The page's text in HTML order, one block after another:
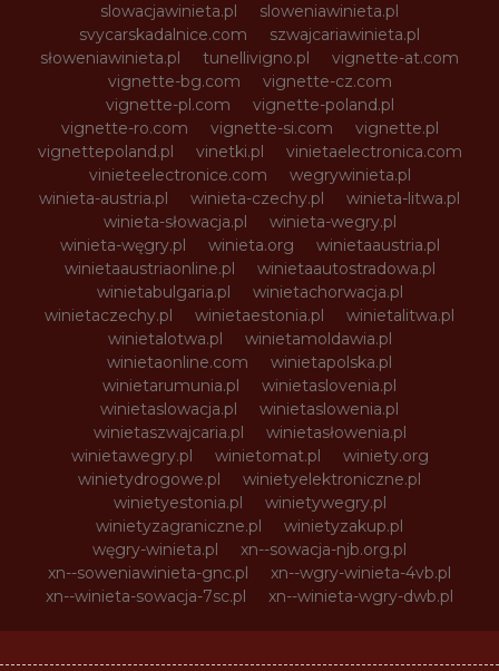
slowacjawinieta.pl
sloweniawinieta.pl
svycarskadalnice.com
szwajcariawinieta.pl
słoweniawinieta.pl
tunellivigno.pl
vignette-at.com
vignette-bg.com
vignette-cz.com
vignette-pl.com
vignette-poland.pl
vignette-ro.com
vignette-si.com
vignette.pl
vignettepoland.pl
vinetki.pl
vinietaelectronica.com
vinieteelectronice.com
wegrywinieta.pl
winieta-austria.pl
winieta-czechy.pl
winieta-litwa.pl
winieta-słowacja.pl
winieta-wegry.pl
winieta-węgry.pl
winieta.org
winietaaustria.pl
winietaaustriaonline.pl
winietaautostradowa.pl
winietabulgaria.pl
winietachorwacja.pl
winietaczechy.pl
winietaestonia.pl
winietalitwa.pl
winietalotwa.pl
winietamoldawia.pl
winietaonline.com
winietapolska.pl
winietarumunia.pl
winietaslovenia.pl
winietaslowacja.pl
winietaslowenia.pl
winietaszwajcaria.pl
winietasłowenia.pl
winietawegry.pl
winietomat.pl
winiety.org
winietydrogowe.pl
winietyelektroniczne.pl
winietyestonia.pl
winietywegry.pl
winietyzagraniczne.pl
winietyzakup.pl
węgry-winieta.pl
xn--sowacja-njb.org.pl
xn--soweniawinieta-gnc.pl
xn--wgry-winieta-4vb.pl
xn--winieta-sowacja-7sc.pl
xn--winieta-wgry-dwb.pl